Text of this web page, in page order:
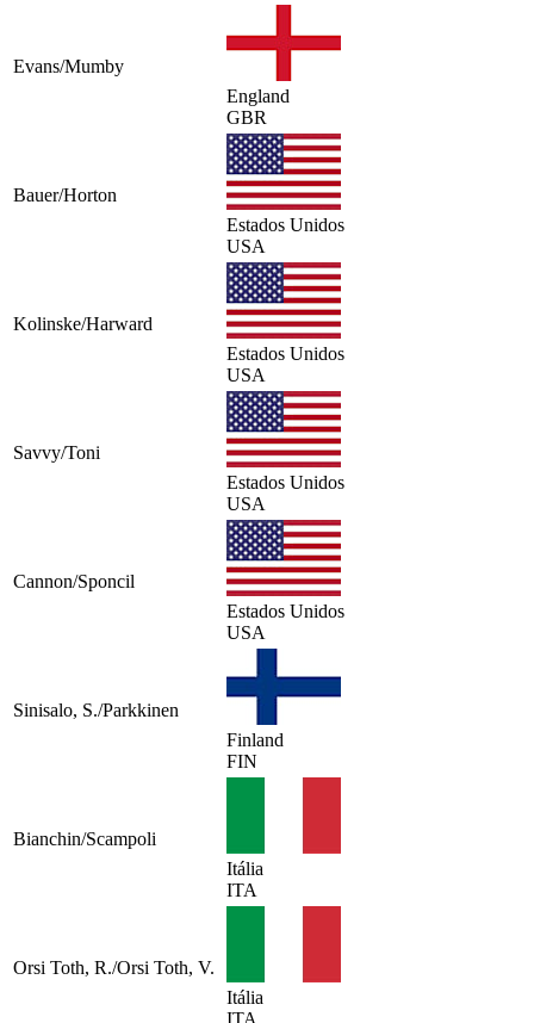
Evans/Mumby
England
GBR
Bauer/Horton
Estados Unidos
USA
Kolinske/Harward
Estados Unidos
USA
Savvy/Toni
Estados Unidos
USA
Cannon/Sponcil
Estados Unidos
USA
Sinisalo, S./Parkkinen
Finland
FIN
Bianchin/Scampoli
Itália
ITA
Orsi Toth, R./Orsi Toth, V.
Itália
ITA